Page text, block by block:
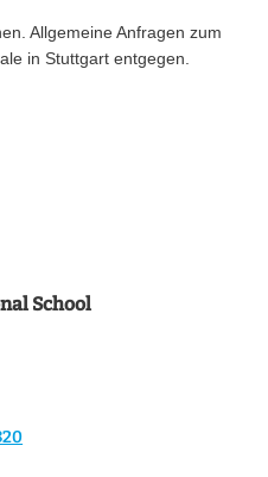
Allgemeine Anfragen zum
in Stuttgart entgegen.
School